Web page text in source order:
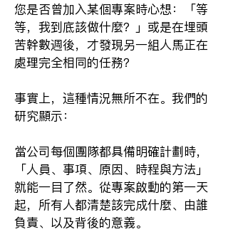
您是否曾加入某個專案時心想：「等
等，我到底該做什麼？」或是在埋頭
苦幹數週後，才發現另一組人馬正在
處理完全相同的任務？
事實上，這種情況無所不在。我們的
研究顯示：
當公司每個團隊都具備明確計劃時，
「人員、事項、原因、時程與方法」
就能一目了然。從專案啟動的第一天
起，所有人都清楚該完成什麼、由誰
負責、以及背後的意義。